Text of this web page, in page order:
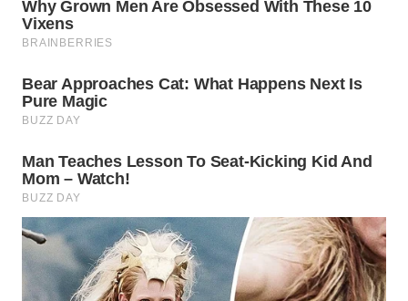
SERIBU
TANGERANG
WN
WN
WN
INDRAMAYU